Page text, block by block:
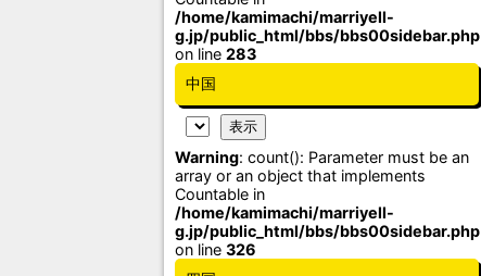
/home/kamimachi/marriyell-
g.jp/public_html/bbs/bbs00sidebar.php
on line 283
中国
Warning: count(): Parameter must be an
array or an object that implements
Countable in
/home/kamimachi/marriyell-
g.jp/public_html/bbs/bbs00sidebar.php
on line 326